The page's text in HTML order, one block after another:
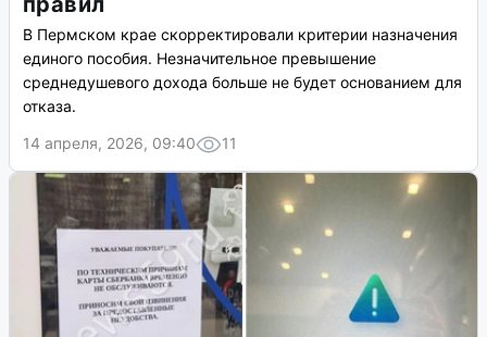
В Пермском крае скорректировали критерии назначения
единого пособия. Незначительное превышение
среднедушевого дохода больше не будет основанием для
отказа.
14 апреля, 2026, 09:40
11